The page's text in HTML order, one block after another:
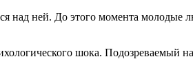
над ней. До этого момента молодые
шока. Подозреваемый